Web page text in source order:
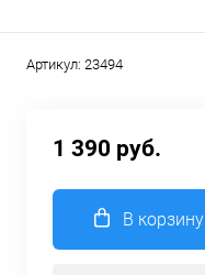
Артикул: 23494
1 390 руб.
В корзину